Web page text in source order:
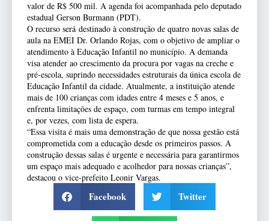
valor de R$ 500 mil. A agenda foi acompanhada pelo deputado
estadual Gerson Burmann (PDT).
O recurso será destinado à construção de quatro novas salas de
aula na EMEI Dr. Orlando Rojas, com o objetivo de ampliar o
atendimento à Educação Infantil no município. A demanda
visa atender ao crescimento da procura por vagas na creche e
pré-escola, suprindo necessidades estruturais da única escola de
Educação Infantil da cidade. Atualmente, a instituição atende
mais de 100 crianças com idades entre 4 meses e 5 anos, e
enfrenta limitações de espaço, com turmas em tempo integral
e, por vezes, com lista de espera.
“Essa visita é mais uma demonstração de que nossa gestão está
comprometida com a educação desde os primeiros passos. A
construção dessas salas é urgente e necessária para garantirmos
um espaço mais adequado e acolhedor para nossas crianças”,
destacou o vice-prefeito Leonir Vargas.
Facebook Twitter